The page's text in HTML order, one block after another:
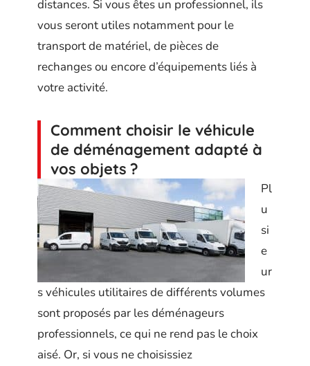
distances. Si vous êtes un professionnel, ils
vous seront utiles notamment pour le
transport de matériel, de pièces de
rechanges ou encore d’équipements liés à
votre activité.
Comment choisir le véhicule
de déménagement adapté à
vos objets ?
Pl
u
si
e
ur
s véhicules utilitaires de différents volumes
sont proposés par les déménageurs
professionnels, ce qui ne rend pas le choix
aisé. Or, si vous ne choisissiez